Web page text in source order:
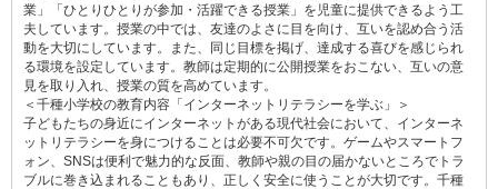
業」「ひとりひとりが参加・活躍できる授業」を児童に提供できるよう工
夫しています。授業の中では、友達のよさに目を向け、互いを認め合う活
動を大切にしています。また、同じ目標を掲げ、達成する喜びを感じられ
る環境を設定しています。教師は定期的に公開授業をおこない、互いの意
見を取り入れ、授業の質を高めています。
＜千種小学校の教育内容「インターネットリテラシーを学ぶ」＞
子どもたちの身近にインターネットがある現代社会において、インターネ
ットリテラシーを身につけることは必要不可欠です。ゲームやスマートフ
ォン、SNSは便利で魅力的な反面、教師や親の目の届かないところでトラ
ブルに巻き込まれることもあり、正しく安全に使うことが大切です。千種